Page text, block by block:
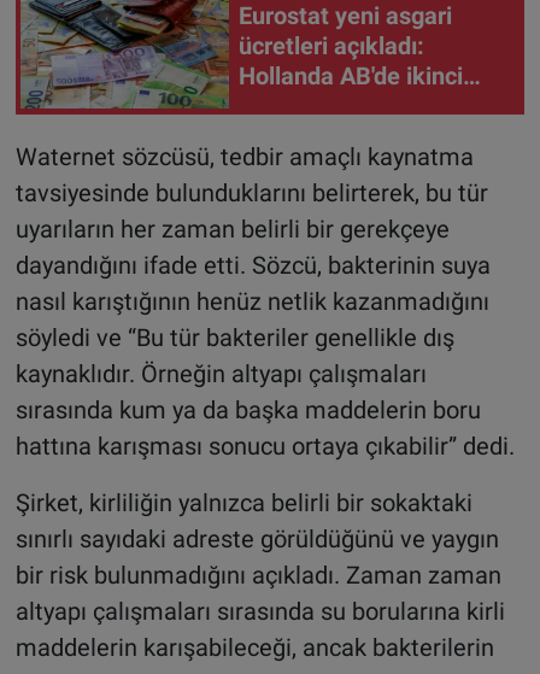
Eurostat yeni asgari
ücretleri açıkladı:
Hollanda AB'de ikinci
Waternet sözcüsü, tedbir amaçlı kaynatma
tavsiyesinde bulunduklarını belirterek, bu tür
uyarıların her zaman belirli bir gerekçeye
dayandığını ifade etti. Sözcü, bakterinin suya
nasıl karıştığının henüz netlik kazanmadığını
söyledi ve “Bu tür bakteriler genellikle dış
kaynaklıdır. Örneğin altyapı çalışmaları
sırasında kum ya da başka maddelerin boru
hattına karışması sonucu ortaya çıkabilir” dedi.
Şirket, kirliliğin yalnızca belirli bir sokaktaki
sınırlı sayıdaki adreste görüldüğünü ve yaygın
bir risk bulunmadığını açıkladı. Zaman zaman
altyapı çalışmaları sırasında su borularına kirli
maddelerin karışabileceği, ancak bakterilerin